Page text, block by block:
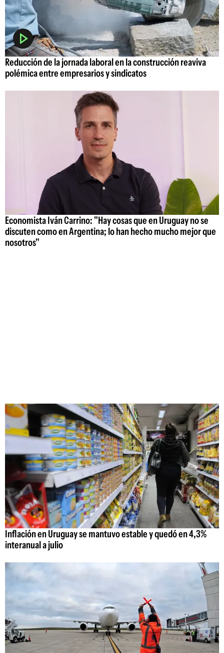
Reducción de la jornada laboral en la construcción reaviva
polémica entre empresarios y sindicatos
Economista Iván Carrino: "Hay cosas que en Uruguay no se
discuten como en Argentina; lo han hecho mucho mejor que
nosotros"
Inflación en Uruguay se mantuvo estable y quedó en 4,3%
interanual a julio